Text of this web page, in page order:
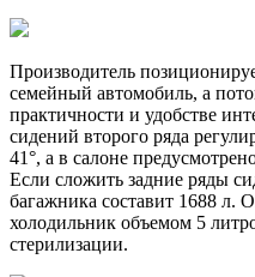
Производитель
семейный автомобиль, а
практичности и удобстве
сидений второго ряда
41°, а в салоне
Если сложить задние ряды
багажника составит 1688 л.
холодильник объемом 5
стерилизации.